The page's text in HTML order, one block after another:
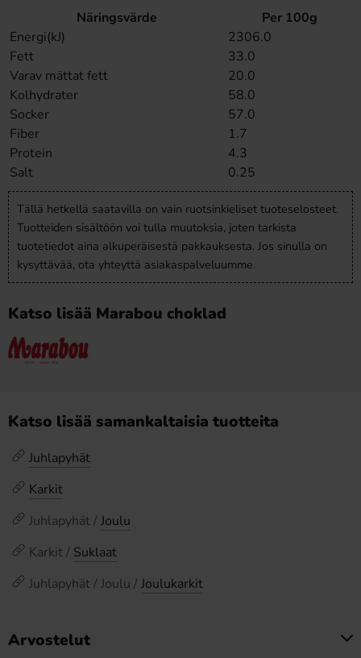
Näringsvärde
Per 100g
Energi(kJ)
2306.0
Fett
33.0
Varav mättat fett
20.0
Kolhydrater
58.0
Socker
57.0
Fiber
1.7
Protein
4.3
Salt
0.25
Tällä hetkellä saatavilla on vain ruotsinkieliset tuoteselosteet.
Tuotteiden sisältöön voi tulla muutoksia, joten tarkista
tuotetiedot aina alkuperäisestä pakkauksesta. Jos sinulla on
kysyttävää, ota yhteyttä asiakaspalveluumme.
Katso lisää Marabou choklad
Katso lisää samankaltaisia tuotteita
Juhlapyhät
Karkit
Juhlapyhät / Joulu
Karkit / Suklaat
Juhlapyhät / Joulu / Joulukarkit
Arvostelut